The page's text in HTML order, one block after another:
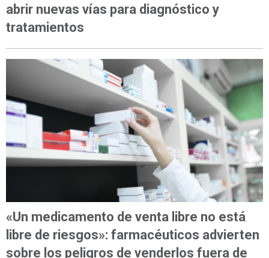
abrir nuevas vías para diagnóstico y
tratamientos
«Un medicamento de venta libre no está
libre de riesgos»: farmacéuticos advierten
sobre los peligros de venderlos fuera de